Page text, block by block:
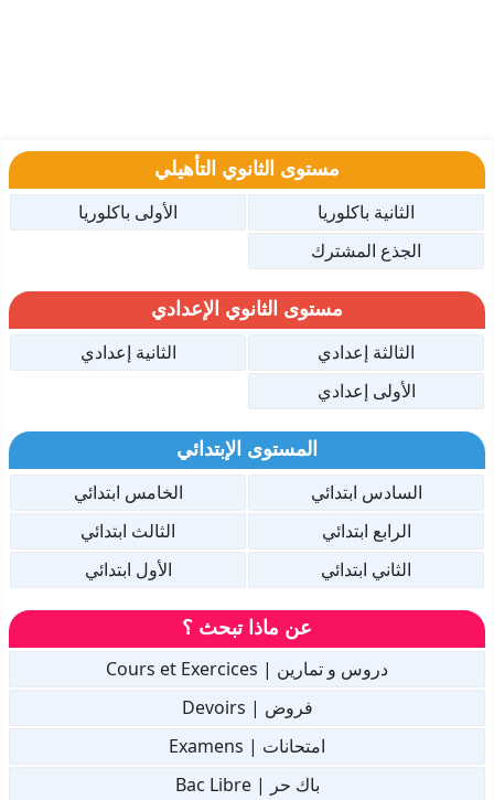
مستوى الثانوي التأهيلي
الثانية باكلوريا
الأولى باكلوريا
الجذع المشترك
مستوى الثانوي الإعدادي
الثالثة إعدادي
الثانية إعدادي
الأولى إعدادي
المستوى الإبتدائي
السادس ابتدائي
الخامس ابتدائي
الرابع ابتدائي
الثالث ابتدائي
الثاني ابتدائي
الأول ابتدائي
عن ماذا تبحث ؟
دروس و تمارين | Cours et Exercices
فروض | Devoirs
امتحانات | Examens
باك حر | Bac Libre